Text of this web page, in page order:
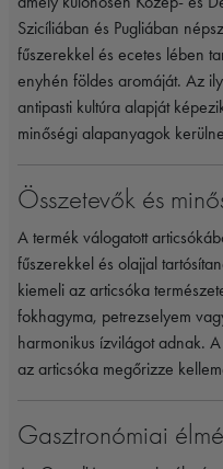
Szicíliában és Pugliában
fűszerekkel és ecetes lében
enyhén földes aromáját. Az
antipasti kultúra alapját
minőségi alapanyagok
Összetevők és
A termék válogatott
fűszerekkel és olajjal
kiemeli az articsóka
fokhagyma, petrezselyem
harmonikus ízvilágot adnak.
az articsóka megőrizze
Gasztronómiai